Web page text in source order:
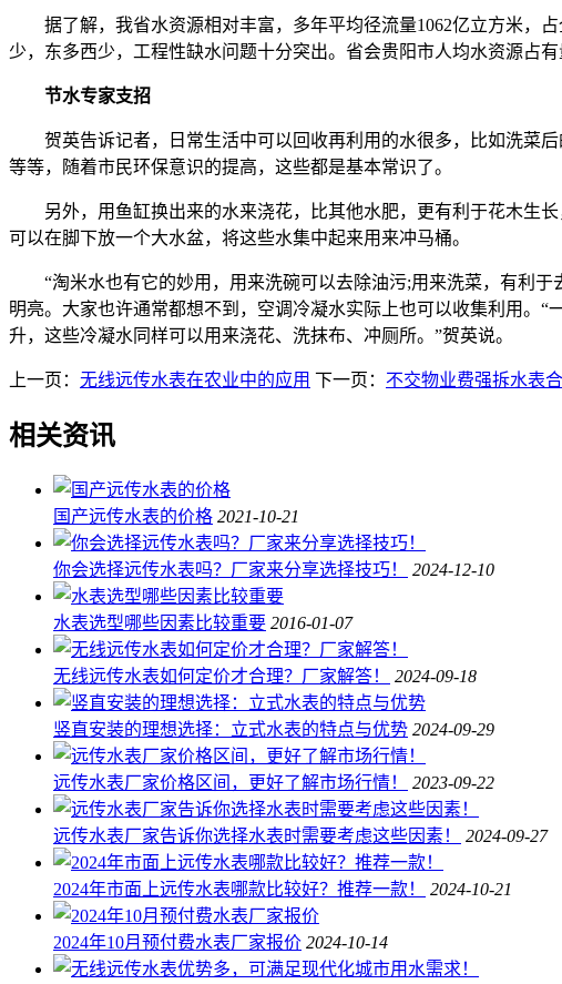
据了解，我省水资源相对丰富，多年平均径流量1062亿立方米，占
少，东多西少，工程性缺水问题十分突出。省会贵阳市人均水资源占
节水专家支招
贺英告诉记者，日常生活中可以回收再利用的水很多，比如洗菜后
等等，随着市民环保意识的提高，这些都是基本常识了。
另外，用鱼缸换出来的水来浇花，比其他水肥，更有利于花木生长
可以在脚下放一个大水盆，将这些水集中起来用来冲马桶。
“淘米水也有它的妙用，用来洗碗可以去除油污;用来洗菜，有利于
明亮。大家也许通常都想不到，空调冷凝水实际上也可以收集利用。
升，这些冷凝水同样可以用来浇花、洗抹布、冲厕所。”贺英说。
上一页： 无线远传水表在农业中的应用 下一页： 不交物业费强拆水表
相关资讯
国产远传水表的价格 2021-10-21
你会选择远传水表吗？厂家来分享选择技巧！ 2024-12-10
水表选型哪些因素比较重要 2016-01-07
无线远传水表如何定价才合理？厂家解答！ 2024-09-18
竖直安装的理想选择：立式水表的特点与优势 2024-09-29
远传水表厂家价格区间，更好了解市场行情！ 2023-09-22
远传水表厂家告诉你选择水表时需要考虑这些因素！ 2024-09-27
2024年市面上远传水表哪款比较好？推荐一款！ 2024-10-21
2024年10月预付费水表厂家报价 2024-10-14